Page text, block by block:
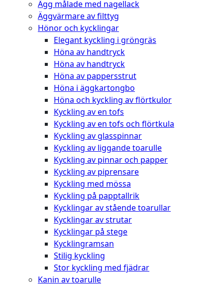
Ägg målade med nagellack
Äggvärmare av filttyg
Hönor och kycklingar
Elegant kyckling i gröngräs
Höna av handtryck
Höna av handtryck
Höna av pappersstrut
Höna i äggkartongbo
Höna och kyckling av flörtkulor
Kyckling av en tofs
Kyckling av en tofs och flörtkula
Kyckling av glasspinnar
Kyckling av liggande toarulle
Kyckling av pinnar och papper
Kyckling av piprensare
Kyckling med mössa
Kyckling på papptallrik
Kycklingar av stående toarullar
Kycklingar av strutar
Kycklingar på stege
Kycklingramsan
Stilig kyckling
Stor kyckling med fjädrar
Kanin av toarulle